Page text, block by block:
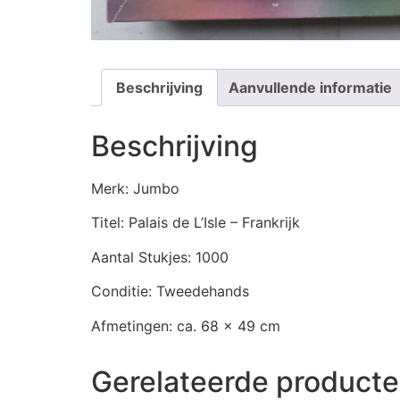
Beschrijving Aanvullende informatie
Beschrijving
Merk: Jumbo
Titel: Palais de L’Isle – Frankrijk
Aantal Stukjes: 1000
Conditie: Tweedehands
Afmetingen: ca. 68 x 49 cm
Gerelateerde